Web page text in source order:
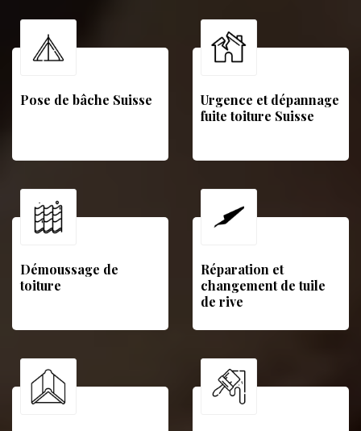
Pose de bâche Suisse
Urgence et dépannage
fuite toiture Suisse
Démoussage de
toiture
Réparation et
changement de tuile
de rive